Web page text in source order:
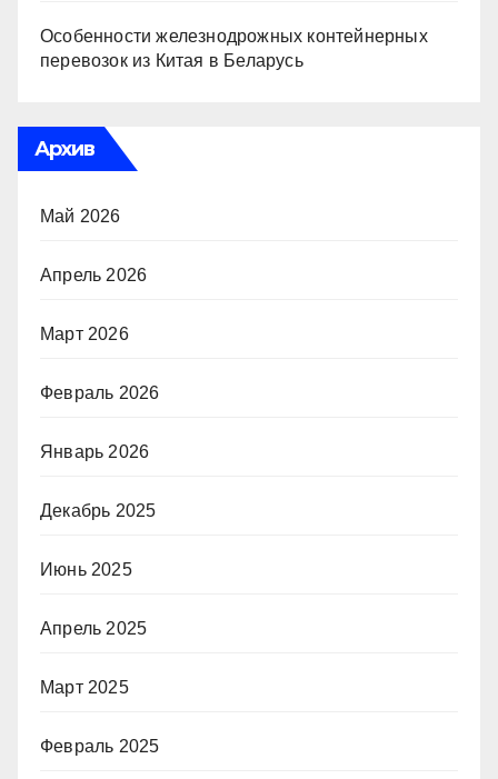
Особенности железнодрожных контейнерных
перевозок из Китая в Беларусь
Архив
Май 2026
Апрель 2026
Март 2026
Февраль 2026
Январь 2026
Декабрь 2025
Июнь 2025
Апрель 2025
Март 2025
Февраль 2025